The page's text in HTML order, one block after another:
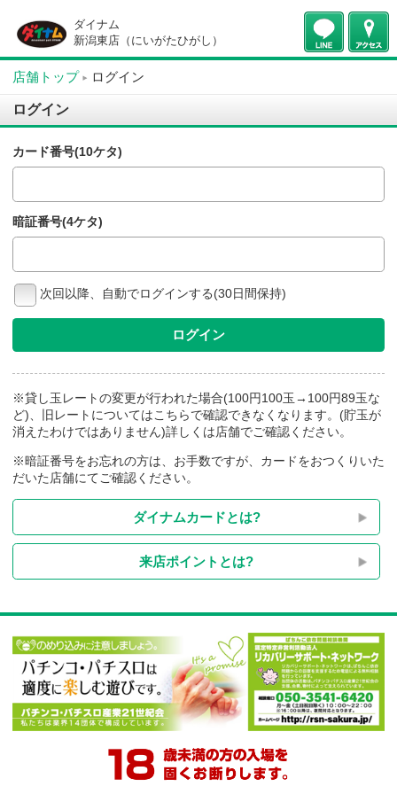
ダイナム
新潟東店（にいがたひがし）
店舗トップ ログイン
ログイン
カード番号(10ケタ)
暗証番号(4ケタ)
次回以降、自動でログインする(30日間保持)
※貸し玉レートの変更が行われた場合(100円100玉→100円89玉
消えたわけではありません)詳しくは店舗でご確認ください。
だいた店舗にてご確認ください。
ダイナムカードとは?